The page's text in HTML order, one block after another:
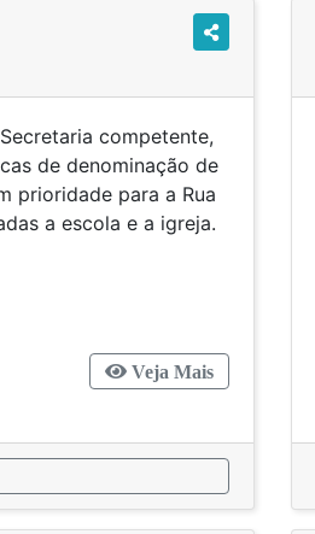
competente,
de denominação de
prioridade para a Rua
a escola e a igreja.
Veja Mais